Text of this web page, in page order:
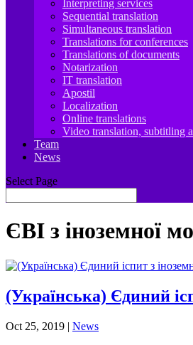
Interpreting services
Sequential translation
Simultaneous translation
Translations for conferences
Translations of documents
Notarization
IT translation
Apostil
Localization
Online translations
Video translation, subtitling
Team
News
Select Page
ЄВІ з іноземної
(Українська) Єдиний
Oct 25, 2019 | News